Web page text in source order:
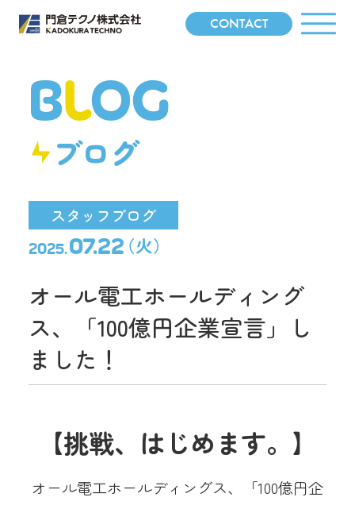
CONTACT
BLOG
ブログ
スタッフブログ
2025.07.22（火）
オール電工ホールディング
ス、「100億円企業宣言」し
ました！
【挑戦、はじめます。】
オール電工ホールディングス、「100億円企